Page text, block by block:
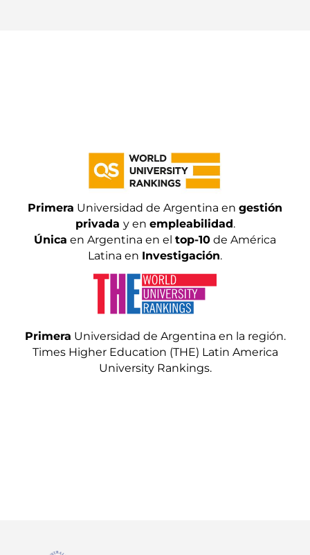
Primera Universidad de Argentina en gestión
privada y en empleabilidad.
Única en Argentina en el top-10 de América
Latina en Investigación.
Primera Universidad de Argentina en la región.
Times Higher Education (THE) Latin America
University Rankings.